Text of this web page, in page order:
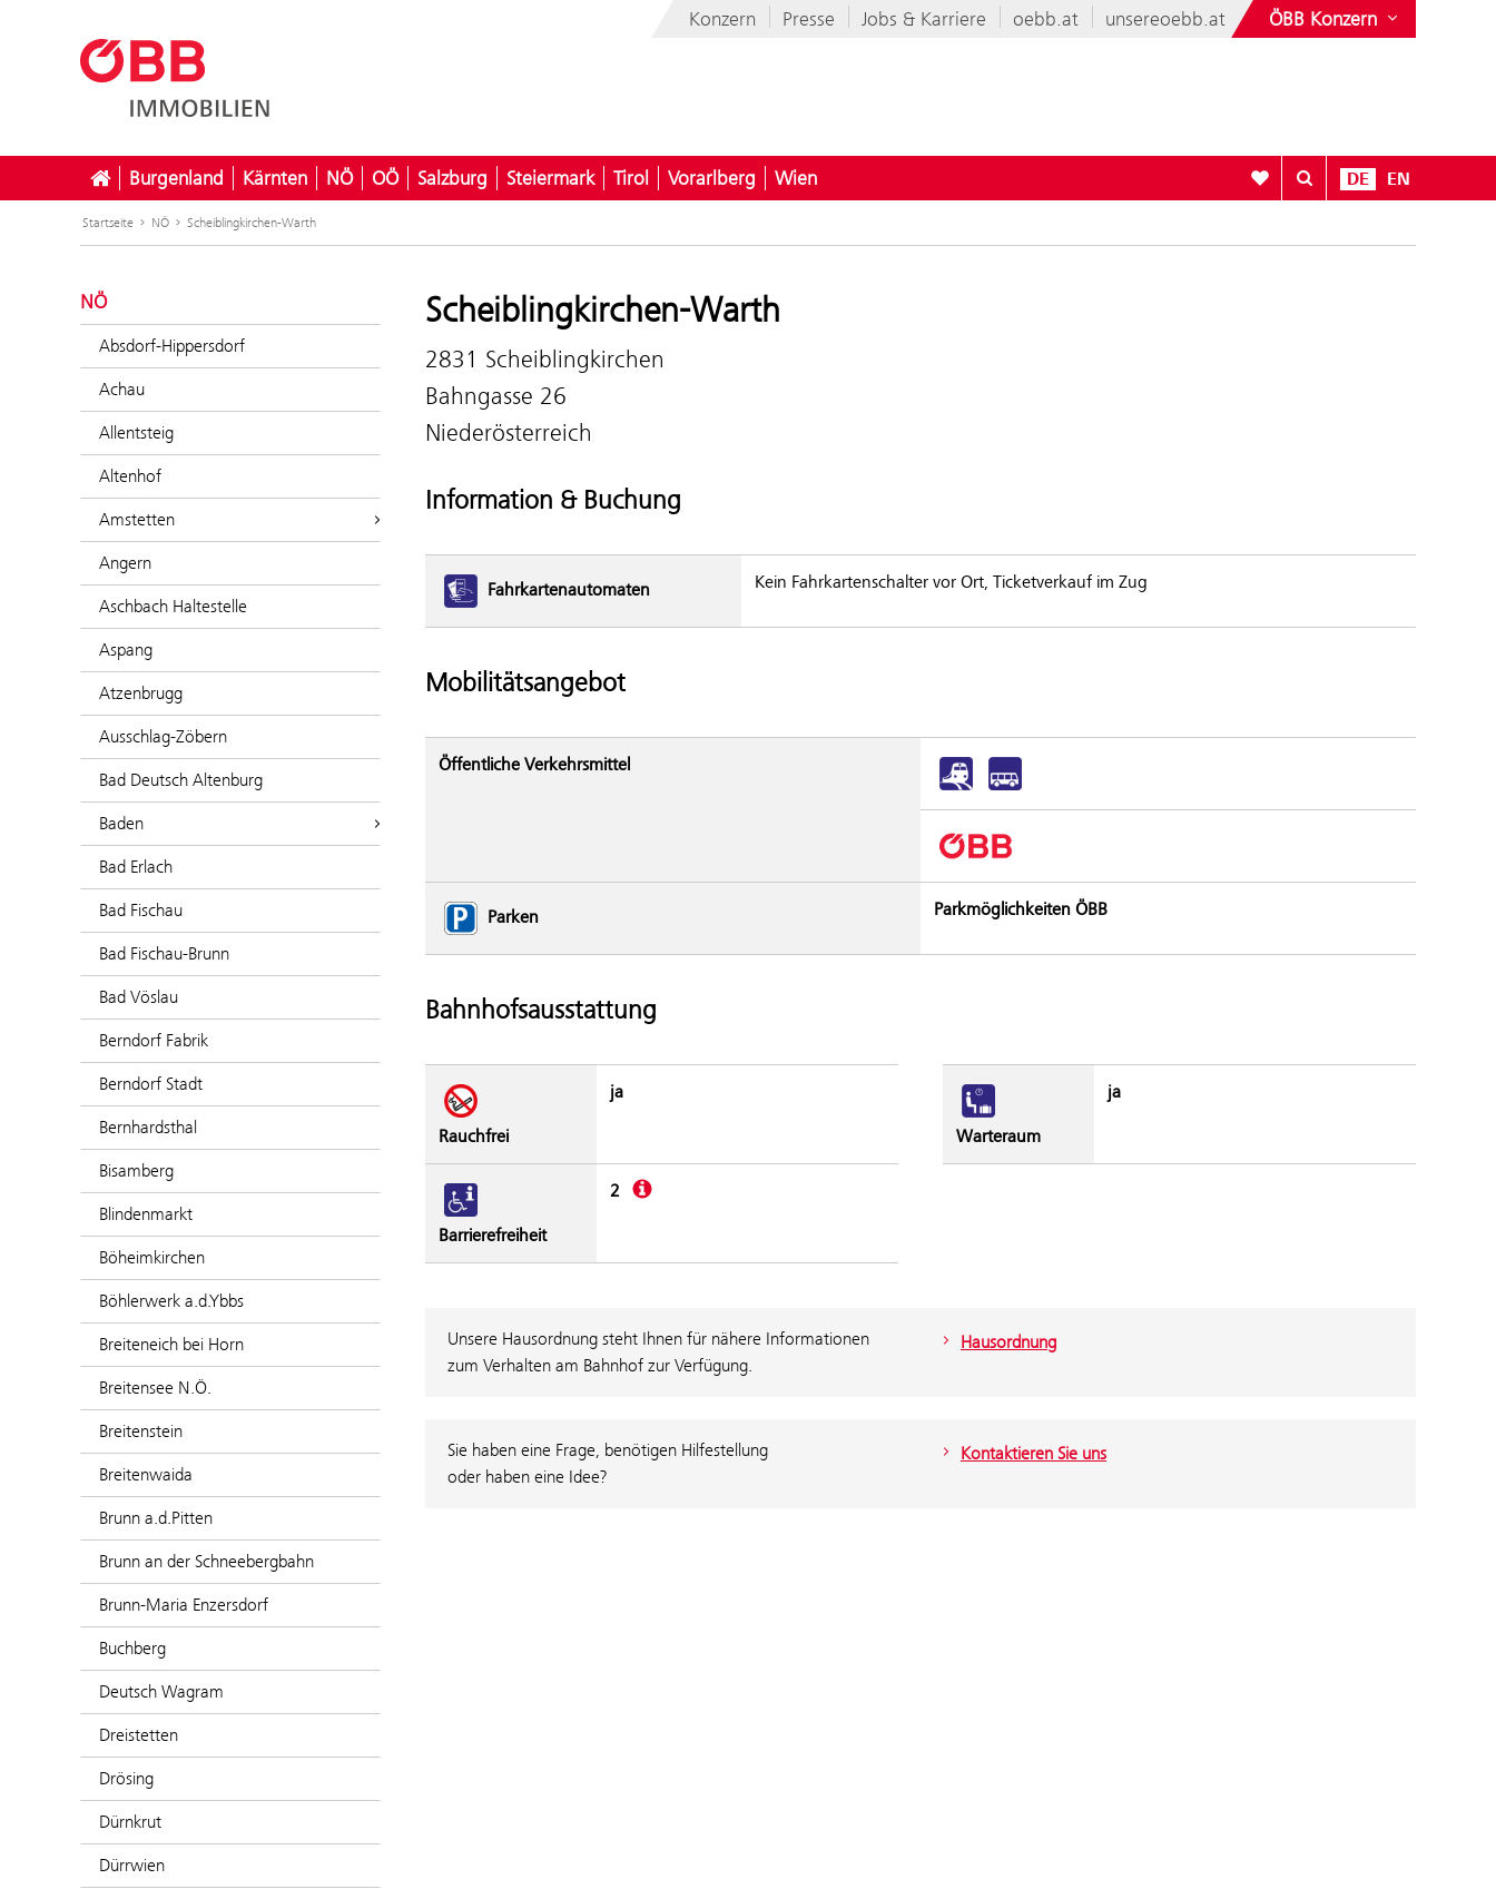
Konzern Presse Jobs & Karriere oebb.at unsereoebb.at ÖBB Konzern
Burgenland Kärnten NÖ OÖ Salzburg Steiermark Tirol Vorarlberg Wien Zur Favoritenliste
DE EN
Startseite NÖ Scheiblingkirchen-Warth
NÖ
Absdorf-Hippersdorf
Achau
Allentsteig
Altenhof
Amstetten
Angern
Aschbach Haltestelle
Aspang
Atzenbrugg
Ausschlag-Zöbern
Bad Deutsch Altenburg
Baden
Bad Erlach
Bad Fischau
Bad Fischau-Brunn
Bad Vöslau
Berndorf Fabrik
Berndorf Stadt
Bernhardsthal
Bisamberg
Blindenmarkt
Böheimkirchen
Böhlerwerk a.d.Ybbs
Breiteneich bei Horn
Breitensee N.Ö.
Breitenstein
Breitenwaida
Brunn a.d.Pitten
Brunn an der Schneebergbahn
Brunn-Maria Enzersdorf
Buchberg
Deutsch Wagram
Dreistetten
Drösing
Dürnkrut
Dürrwien
Scheiblingkirchen-Warth
2831 Scheiblingkirchen
Bahngasse 26
Niederösterreich
Information & Buchung
Fahrkarten­automaten Kein Fahrkartenschalter vor Ort, Ticketverkauf im Zug
Mobilitätsangebot
Öffentliche Verkehrsmittel
Parken Parkmöglichkeiten ÖBB
Bahnhofsausstattung
Rauchfrei
ja
Barrierefreiheit
2 Beschreibung
Warteraum
ja
Unsere Hausordnung steht Ihnen für nähere Informationen
zum Verhalten am Bahnhof zur Verfügung.
Hausordnung
Sie haben eine Frage, benötigen Hilfestellung
oder haben eine Idee?
Kontaktieren Sie uns